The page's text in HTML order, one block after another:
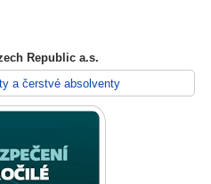
Republic a.s.
a čerstvé absolventy